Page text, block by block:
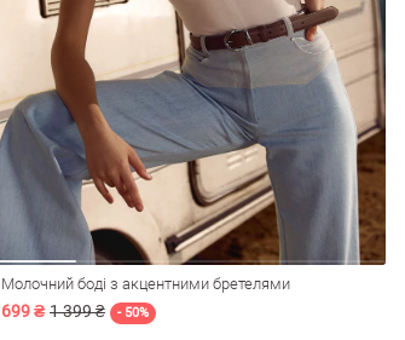
Молочний боді з акцентними бретелями
699 ₴ 1 399 ₴ - 50%